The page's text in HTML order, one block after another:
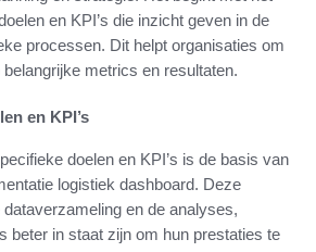
en KPI’s die inzicht geven in de
processen. Dit helpt organisaties om
metrics en resultaten.
en KPI’s
doelen en KPI’s is de basis van
logistiek dashboard. Deze
en de analyses,
beter in staat zijn om hun prestaties te